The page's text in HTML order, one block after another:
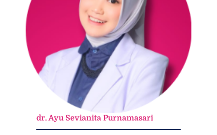
dr. Ayu Sevianita Purnamasari